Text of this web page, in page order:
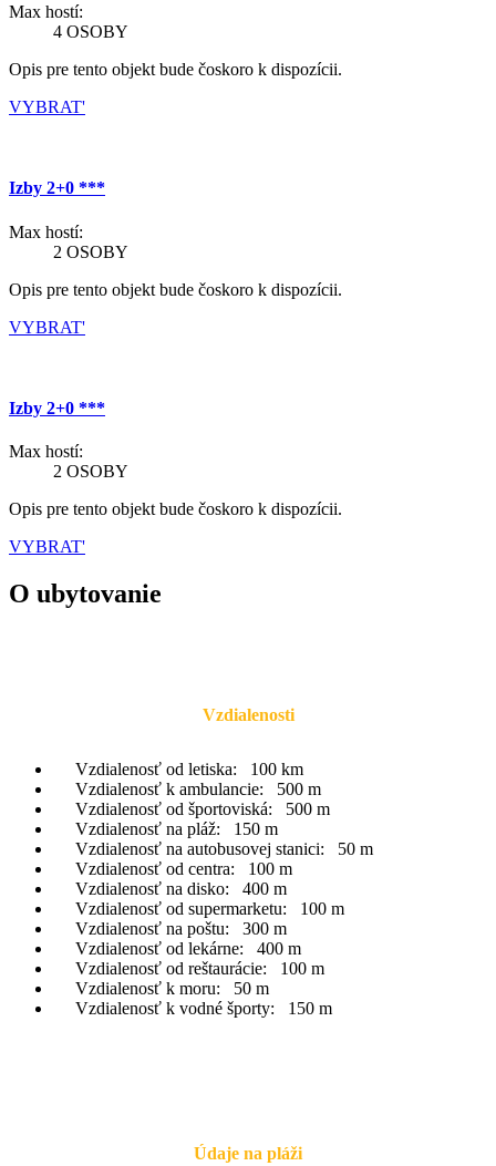
Max hostí:
4 OSOBY
Opis pre tento objekt bude čoskoro k dispozícii.
VYBRAT'
Izby 2+0 ***
Max hostí:
2 OSOBY
Opis pre tento objekt bude čoskoro k dispozícii.
VYBRAT'
Izby 2+0 ***
Max hostí:
2 OSOBY
Opis pre tento objekt bude čoskoro k dispozícii.
VYBRAT'
O ubytovanie
Vzdialenosti
Vzdialenosť od letiska: 100 km
Vzdialenosť k ambulancie: 500 m
Vzdialenosť od športoviská: 500 m
Vzdialenosť na pláž: 150 m
Vzdialenosť na autobusovej stanici: 50 m
Vzdialenosť od centra: 100 m
Vzdialenosť na disko: 400 m
Vzdialenosť od supermarketu: 100 m
Vzdialenosť na poštu: 300 m
Vzdialenosť od lekárne: 400 m
Vzdialenosť od reštaurácie: 100 m
Vzdialenosť k moru: 50 m
Vzdialenosť k vodné športy: 150 m
Údaje na pláži